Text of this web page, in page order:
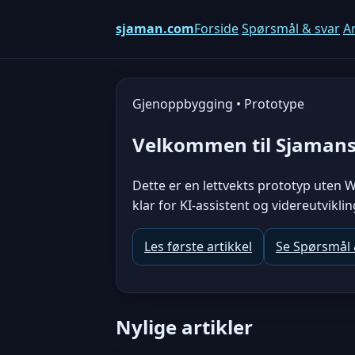
sjaman.comForsideSpørsmål & svar
Gjenoppbygging • Prototype
Velkommen til
Dette er en lettvekts prototyp uten
klar for KI-assistent og
Les første artikkel Se Spørsmål
Nylige artikler